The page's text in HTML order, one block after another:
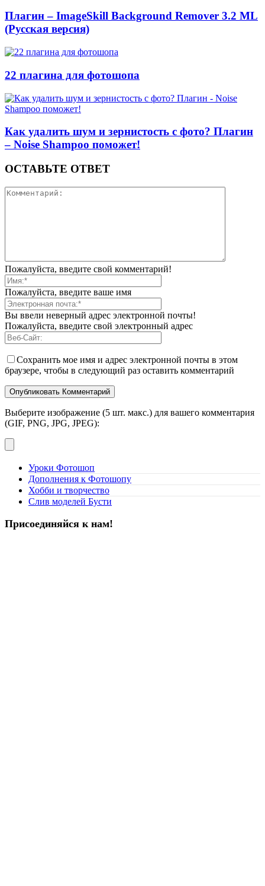
Плагин – ImageSkill Background Remover 3.2 ML
(Русская версия)
22 плагина для фотошопа
Как удалить шум и зернистость с фото? Плагин
– Noise Shampoo поможет!
ОСТАВЬТЕ ОТВЕТ
Пожалуйста, введите свой комментарий!
Пожалуйста, введите ваше имя
Вы ввели неверный адрес электронной почты!
Пожалуйста, введите свой электронный адрес
Сохранить мое имя и адрес электронной почты в этом
браузере, чтобы в следующий раз оставить комментарий
Выберите изображение (5 шт. макс.) для вашего комментария
(GIF, PNG, JPG, JPEG):
Уроки Фотошоп
Дополнения к Фотошопу
Хобби и творчество
Слив моделей Бусти
Присоединяйся к нам!